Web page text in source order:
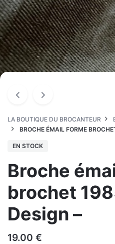
LA BOUTIQUE DU BROCANTEUR
BROCHE ÉMAIL FORME
EN STOCK
Broche
brochet
Design –
19.00 €